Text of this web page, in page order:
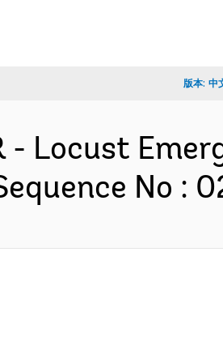
版本: 中
Locust
No :